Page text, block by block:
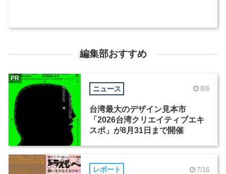
編集部おすすめ
ニュース 8/6
台湾最大のデザイン見本市
「2026台湾クリエイティブエキ
スポ」が8月31日まで開催
PR
レポート 7/16